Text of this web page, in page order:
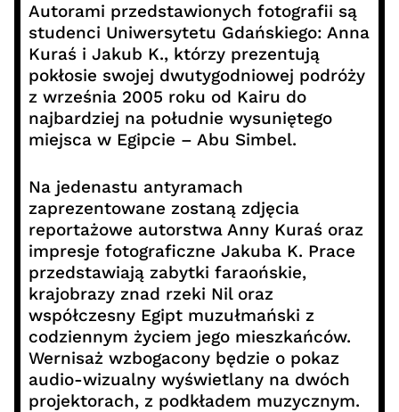
Autorami przedstawionych fotografii są
studenci Uniwersytetu Gdańskiego: Anna
Kuraś i Jakub K., którzy prezentują
pokłosie swojej dwutygodniowej podróży
z września 2005 roku od Kairu do
najbardziej na południe wysuniętego
miejsca w Egipcie – Abu Simbel.
Na jedenastu antyramach
zaprezentowane zostaną zdjęcia
reportażowe autorstwa Anny Kuraś oraz
impresje fotograficzne Jakuba K. Prace
przedstawiają zabytki faraońskie,
krajobrazy znad rzeki Nil oraz
współczesny Egipt muzułmański z
codziennym życiem jego mieszkańców.
Wernisaż wzbogacony będzie o pokaz
audio-wizualny wyświetlany na dwóch
projektorach, z podkładem muzycznym.